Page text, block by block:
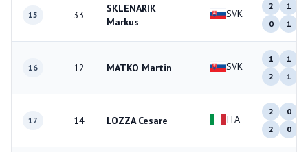
15 33
SKLENARIK
Markus
SVK
2
1
0
1
16 12 MATKO Martin SVK
1
1
2
1
17 14 LOZZA Cesare ITA
2
0
2
0